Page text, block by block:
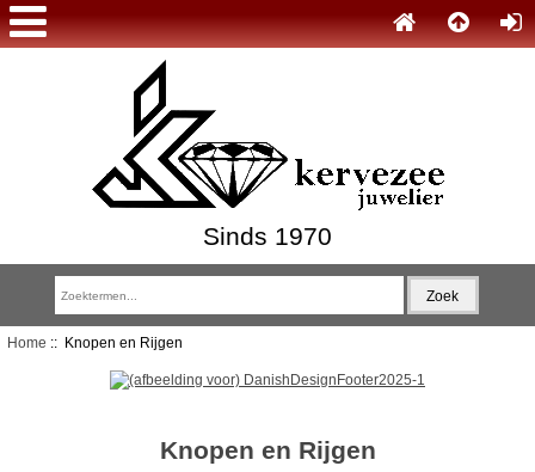
Sinds 1970
Home :: Knopen en Rijgen
Knopen en Rijgen